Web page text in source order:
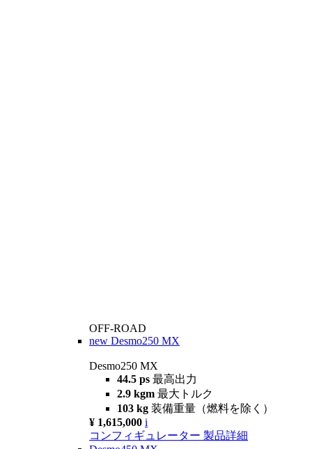
OFF-ROAD
new Desmo250 MX
Desmo250 MX
44.5 ps 最高出力
2.9 kgm 最大トルク
103 kg 装備重量（燃料を除く）
¥ 1,615,000 i
コンフィギュレーター 製品詳細